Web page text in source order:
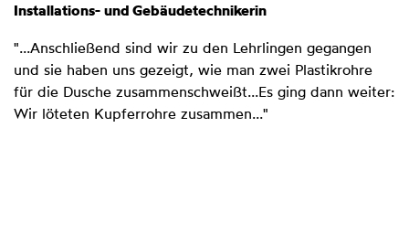
Installations- und Gebäudetechnikerin
"...Anschließend sind wir zu den Lehrlingen gegangen
und sie haben uns gezeigt, wie man zwei Plastikrohre
für die Dusche zusammenschweißt...Es ging dann weiter:
Wir löteten Kupferrohre zusammen..."